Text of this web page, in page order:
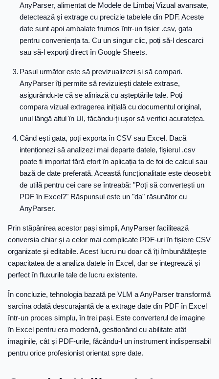
AnyParser, alimentat de Modele de Limbaj Vizual avansate,
detectează și extrage cu precizie tabelele din PDF. Aceste
date sunt apoi ambalate frumos într-un fișier .csv, gata
pentru conveniența ta. Cu un singur clic, poți să-l descarci
sau să-l exporți direct în Google Sheets.
Pasul următor este să previzualizezi și să compari.
AnyParser îți permite să revizuiești datele extrase,
asigurându-te că se aliniază cu așteptările tale. Poți
compara vizual extragerea inițială cu documentul original,
unul lângă altul în UI, făcându-ți ușor să verifici acuratețea.
Când ești gata, poți exporta în CSV sau Excel. Dacă
intenționezi să analizezi mai departe datele, fișierul .csv
poate fi importat fără efort în aplicația ta de foi de calcul sau
bază de date preferată. Această funcționalitate este deosebit
de utilă pentru cei care se întreabă: "Poți să convertești un
PDF în Excel?" Răspunsul este un "da" răsunător cu
AnyParser.
Prin stăpânirea acestor pași simpli, AnyParser facilitează
conversia chiar și a celor mai complicate PDF-uri în fișiere CSV
organizate și editabile. Acest lucru nu doar că îți îmbunătățește
capacitatea de a analiza datele în Excel, dar se integrează și
perfect în fluxurile tale de lucru existente.
În concluzie, tehnologia bazată pe VLM a AnyParser transformă
sarcina odată descurajantă de a extrage date din PDF în Excel
într-un proces simplu, în trei pași. Este converterul de imagine
în Excel pentru era modernă, gestionând cu abilitate atât
imaginile, cât și PDF-urile, făcându-l un instrument indispensabil
pentru orice profesionist orientat spre date.